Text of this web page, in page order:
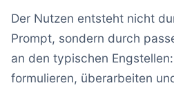
Der Nutzen entsteht nicht
Prompt, sondern durch
an den typischen
formulieren, überarbeiten